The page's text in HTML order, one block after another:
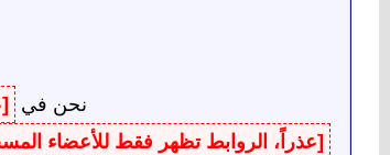
نحن في
[عذراً، الروابط تظهر فقط للأعضاء